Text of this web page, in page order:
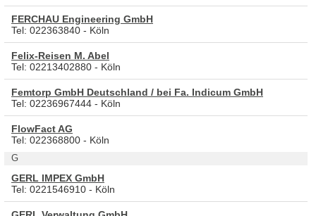
FERCHAU Engineering GmbH
Tel: 022363840 - Köln
Felix-Reisen M. Abel
Tel: 02213402880 - Köln
Femtorp GmbH Deutschland / bei Fa. Indicum GmbH
Tel: 02236967444 - Köln
FlowFact AG
Tel: 022368800 - Köln
G
GERL IMPEX GmbH
Tel: 0221546910 - Köln